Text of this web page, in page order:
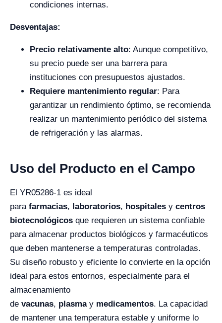
condiciones internas.
Desventajas:
Precio relativamente alto: Aunque competitivo,
su precio puede ser una barrera para
instituciones con presupuestos ajustados.
Requiere mantenimiento regular: Para
garantizar un rendimiento óptimo, se recomienda
realizar un mantenimiento periódico del sistema
de refrigeración y las alarmas.
Uso del Producto en el Campo
El YR05286-1 es ideal
para farmacias, laboratorios, hospitales y centros
biotecnológicos que requieren un sistema confiable
para almacenar productos biológicos y farmacéuticos
que deben mantenerse a temperaturas controladas.
Su diseño robusto y eficiente lo convierte en la opción
ideal para estos entornos, especialmente para el
almacenamiento
de vacunas, plasmay medicamentos. La capacidad
de mantener una temperatura estable y uniforme lo